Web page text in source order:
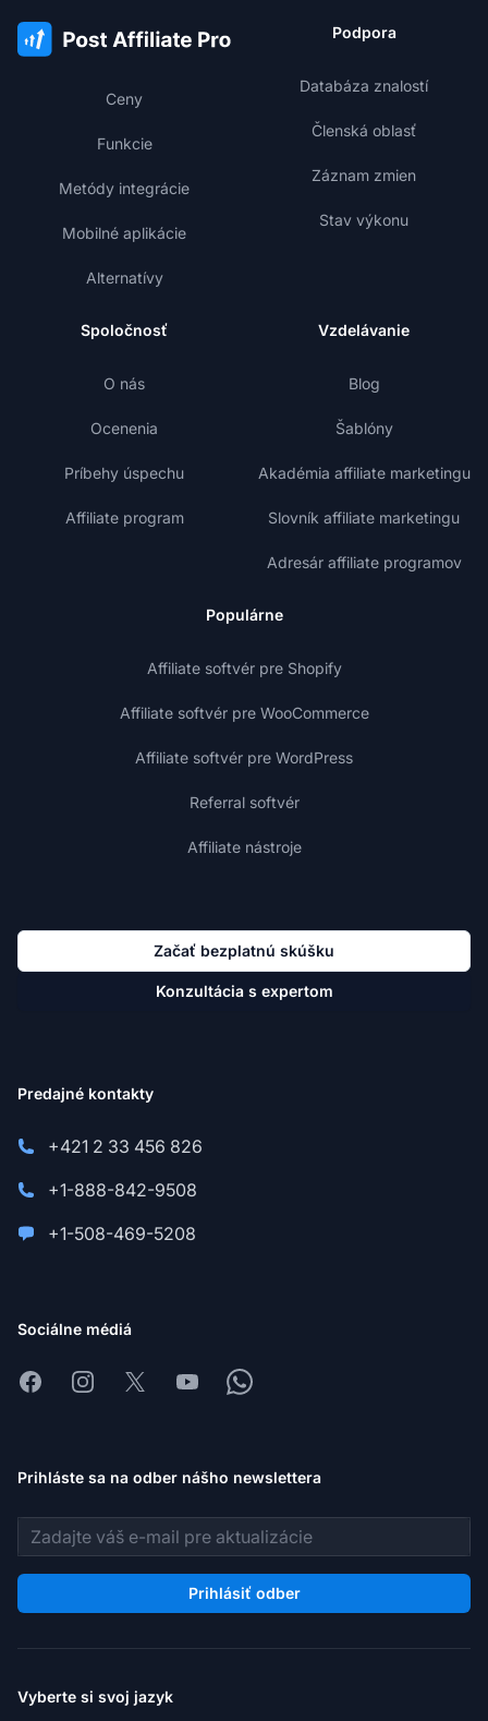
Ceny
Funkcie
Metódy integrácie
Mobilné aplikácie
Alternatívy
Podpora
Databáza znalostí
Členská oblasť
Záznam zmien
Stav výkonu
Spoločnosť
O nás
Ocenenia
Príbehy úspechu
Affiliate program
Vzdelávanie
Blog
Šablóny
Akadémia affiliate marketingu
Slovník affiliate marketingu
Adresár affiliate programov
Populárne
Affiliate softvér pre Shopify
Affiliate softvér pre WooCommerce
Affiliate softvér pre WordPress
Referral softvér
Affiliate nástroje
Začať bezplatnú skúšku
Konzultácia s expertom
Predajné kontakty
+421 2 33 456 826
+1-888-842-9508
+1-508-469-5208
Sociálne médiá
FacebookInstagram
X YoutubeWhatsapp
Prihláste sa na odber nášho newslettera
E-mailová adresa
Prihlásiť odber
Vyberte si svoj jazyk